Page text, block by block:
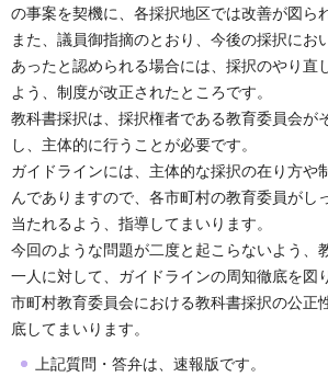
の事案を契機に、各採択地区では改善が図ら
また、議員御指摘のとおり、今後の採択にお
あったと認められる場合には、採択のやり直
よう、制度が改正されたところです。
教科書採択は、採択権者である教育委員会が
し、主体的に行うことが必要です。
ガイドラインには、主体的な採択の在り方や
んでありますので、各市町村の教育委員がし
当たれるよう、指導してまいります。
今回のような問題が二度と起こらないよう、
一人に対して、ガイドラインの周知徹底を図
市町村教育委員会における教科書採択の公正
底してまいります。
上記質問・答弁は、速報版です。